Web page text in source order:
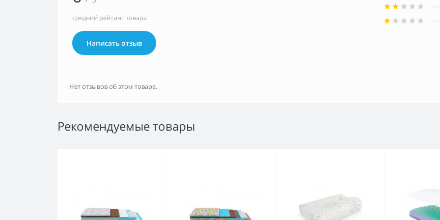
средний рейтинг товара
Написать отзыв
Нет отзывов об этом товаре.
Рекомендуемые товары